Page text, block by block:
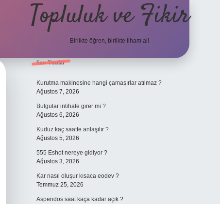
Topluluk ve Fikir
Birlikte öğren, birlikte ilham al!
Sidebar
Son Yazılar
Kurutma makinesine hangi çamaşırlar atılmaz ?
Ağustos 7, 2026
Bulgular intihale girer mi ?
Ağustos 6, 2026
Kuduz kaç saatte anlaşılır ?
Ağustos 5, 2026
555 Eshot nereye gidiyor ?
Ağustos 3, 2026
Kar nasıl oluşur kısaca eodev ?
Temmuz 25, 2026
Aspendos saat kaça kadar açık ?